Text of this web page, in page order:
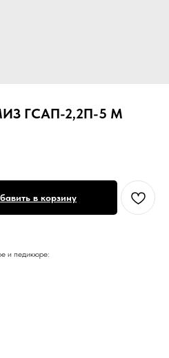
ГСАП-2,2П-5 М
в корзину
и педикюре: